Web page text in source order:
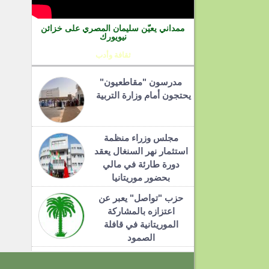
ممداني يعيّن سليمان المصري على خزائن
نيويورك
ثقافة وأدب
مدرسون "مقاطعيون"
يحتجون أمام وزارة التربية
مجلس وزراء منظمة
استثمار نهر السنغال يعقد
دورة طارئة في مالي
بحضور موريتانيا
حزب "تواصل" يعبر عن
اعتزازه بالمشاركة
الموريتانية في قافلة
الصمود